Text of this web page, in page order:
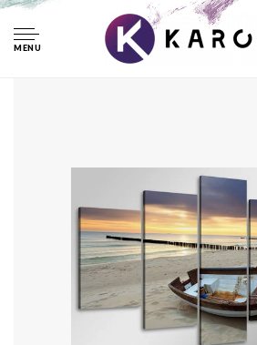
MENU
Schilderij - Boot op het strand,
wanddecoratie